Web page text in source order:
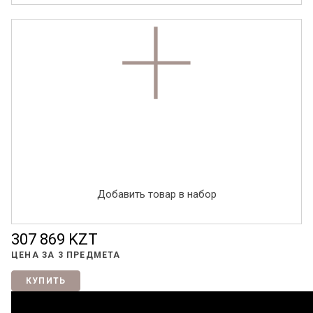
Добавить товар в набор
307 869 KZT
КУПИТЬ
ЦЕНА ЗА 3 ПРЕДМЕТА